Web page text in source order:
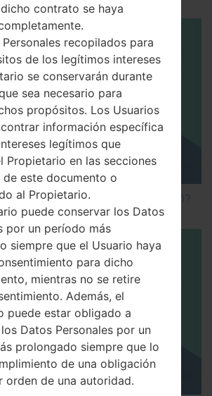
Completo en LG G5 H850?
contrato se haya
recopilados para
de los legítimos intereses
se conservarán durante
sea necesario para
propósitos. Los Usuarios
información específica
legítimos que
Propietario en las secciones
de este documento o
al Propietario.
puede conservar los Datos
por un período más
siempre que el Usuario haya
para dicho
mientras no se retire
Además, el
puede estar obligado a
Datos Personales por un
prolongado siempre que lo
de una obligación
orden de una autoridad.